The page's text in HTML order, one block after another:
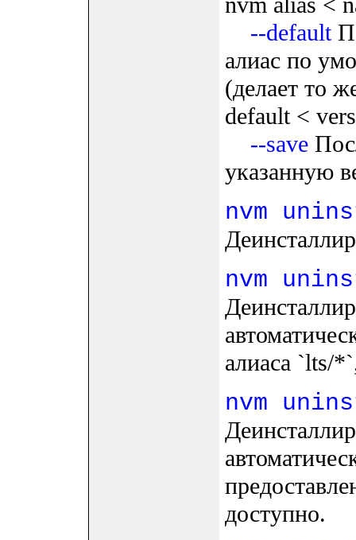
--default
алиас по
(делает то
default <
--save
указанную
nvm
nvm
алиаса `lts/
nvm
доступно.